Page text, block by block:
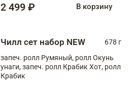
2 499 ₽ В корзину
Чилл сет набор NEW
678 г
запеч. ролл Румяный, ролл Окунь
унаги, запеч. ролл Крабик Хот, ролл
Крабик